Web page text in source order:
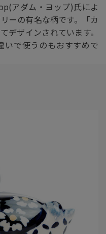
アダム・ヨップ)氏によ
ーの有名な柄です。「カ
デザインされています。
いで使うのもおすすめで